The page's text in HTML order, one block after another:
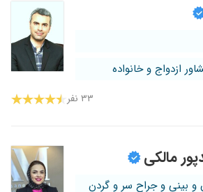
ازدواج و خانواده
۳۳ نفر
مالکی
و جراح سر و گردن